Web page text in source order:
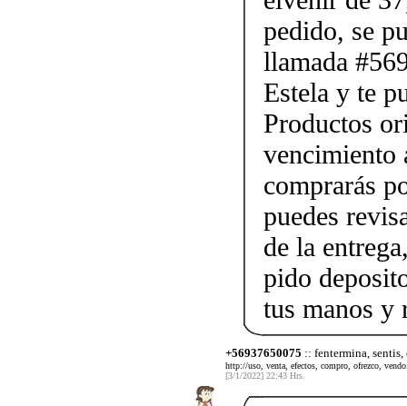
pedido, se
llamada
Estela y te
Productos
vencimiento
comprarás
puedes
de la
pido
tus manos y
+56937650075 :: fentermina,
http://uso, venta, efectos, compro, ofrezco,
[3/1/2022] 22:43 Hrs.